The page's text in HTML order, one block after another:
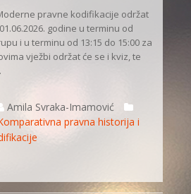
pravne kodifikacije održat
godine u terminu od
i u terminu od 13:15 do 15:00 za
vježbi održat će se i kviz, te
Amila Svraka-Imamović
pravna historija i